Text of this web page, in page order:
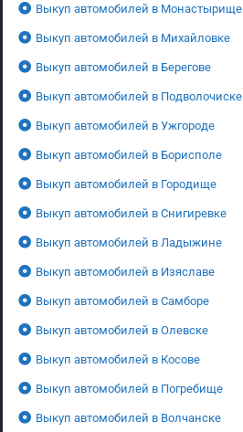
Выкуп автомобилей в Монастырище
Выкуп автомобилей в Михайловке
Выкуп автомобилей в Берегове
Выкуп автомобилей в Подволочиске
Выкуп автомобилей в Ужгороде
Выкуп автомобилей в Борисполе
Выкуп автомобилей в Городище
Выкуп автомобилей в Снигиревке
Выкуп автомобилей в Ладыжине
Выкуп автомобилей в Изяславе
Выкуп автомобилей в Самборе
Выкуп автомобилей в Олевске
Выкуп автомобилей в Косове
Выкуп автомобилей в Погребище
Выкуп автомобилей в Волчанске